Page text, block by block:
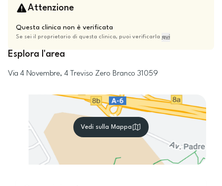
Attenzione
Questa clinica non è verificata
Se sei il proprietario di questa clinica, puoi verificarla qui
Esplora l'area
Via 4 Novembre, 4 Treviso Zero Branco 31059
Vedi sulla Mappa